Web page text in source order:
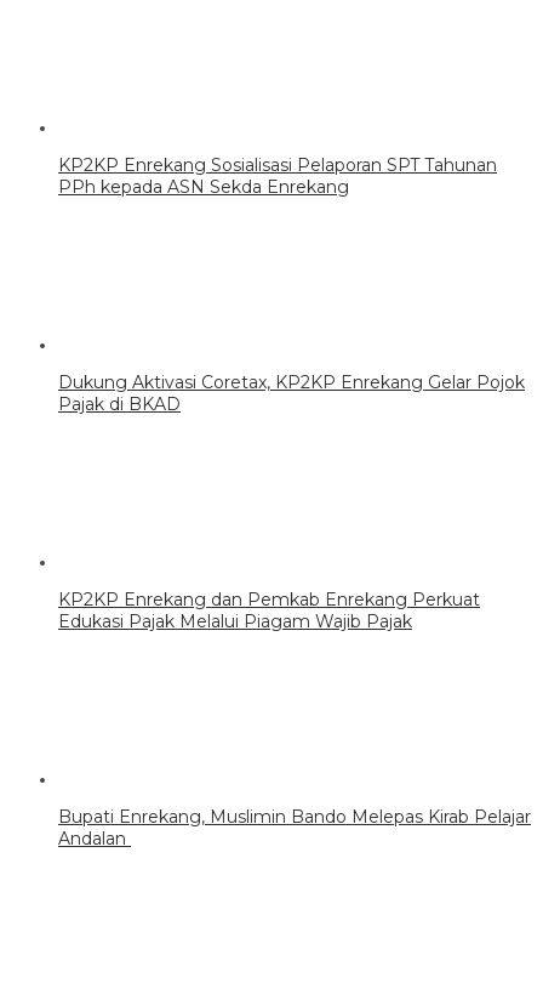
KP2KP Enrekang Sosialisasi Pelaporan SPT Tahunan
PPh kepada ASN Sekda Enrekang
Dukung Aktivasi Coretax, KP2KP Enrekang Gelar Pojok
Pajak di BKAD
KP2KP Enrekang dan Pemkab Enrekang Perkuat
Edukasi Pajak Melalui Piagam Wajib Pajak
Bupati Enrekang, Muslimin Bando Melepas Kirab Pelajar
Andalan